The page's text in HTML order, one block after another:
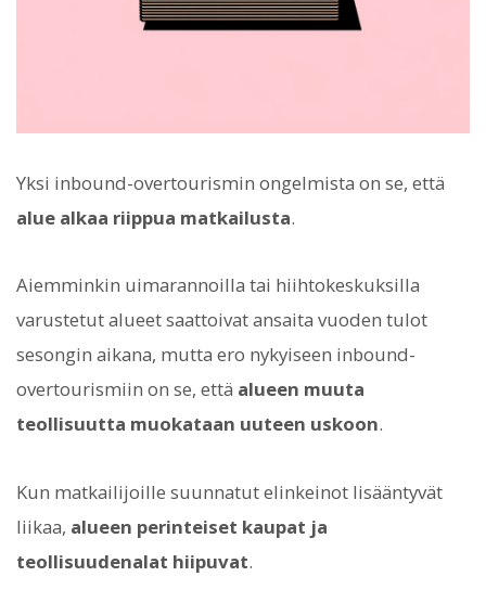
Yksi inbound-overtourismin ongelmista on se, että
alue alkaa riippua matkailusta.
Aiemminkin uimarannoilla tai hiihtokeskuksilla
varustetut alueet saattoivat ansaita vuoden tulot
sesongin aikana, mutta ero nykyiseen inbound-
overtourismiin on se, että alueen muuta
teollisuutta muokataan uuteen uskoon.
Kun matkailijoille suunnatut elinkeinot lisääntyvät
liikaa, alueen perinteiset kaupat ja
teollisuudenalat hiipuvat.